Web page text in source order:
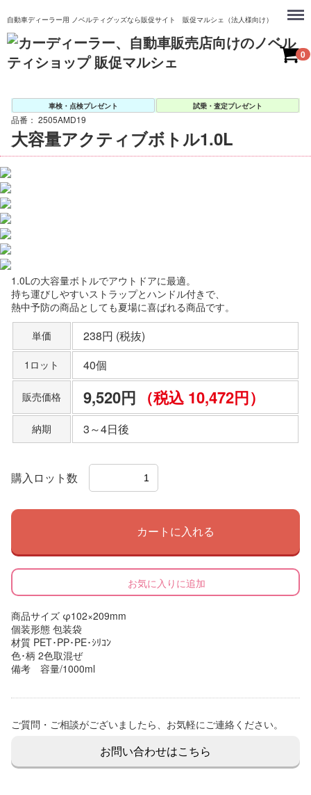
自動車ディーラー用 ノベルティグッズなら販促サイト 販促マルシェ（法人様向け）
0
Menu
車検・点検プレゼント 試乗・査定プレゼント
品番： 2505AMD19
大容量アクティブボトル1.0L
1.0Lの大容量ボトルでアウトドアに最適。
持ち運びしやすいストラップとハンドル付きで、
熱中予防の商品としても夏場に喜ばれる商品です。
単価 238円 (税抜)
1ロット 40個
販売価格 9,520円 （税込 10,472円）
納期 3～4日後
購入ロット数
カートに入れる
お気に入りに追加
商品サイズ φ102×209mm
個装形態 包装袋
材質 PET･PP･PE･ｼﾘｺﾝ
色･柄 2色取混ぜ
備考 容量/1000ml
ご質問・ご相談がございましたら、お気軽にご連絡ください。
お問い合わせはこちら